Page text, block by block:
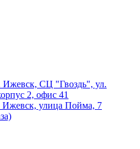
Ижевск, СЦ "Гвоздь", ул.
2, офис 41
Ижевск, улица Пойма, 7